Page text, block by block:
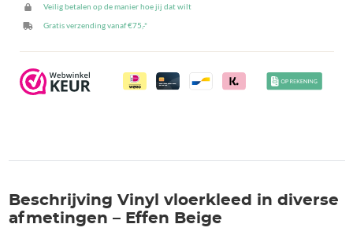
-
Effen
Veilig betalen op de manier hoe jij dat wilt
Gratis verzending vanaf €75,-*
Beschrijving Vinyl vloerkleed in diverse
afmetingen – Effen Beige